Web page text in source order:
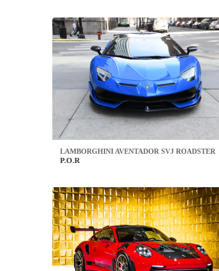
LAMBORGHINI AVENTADOR SVJ ROADSTER
P.O.R